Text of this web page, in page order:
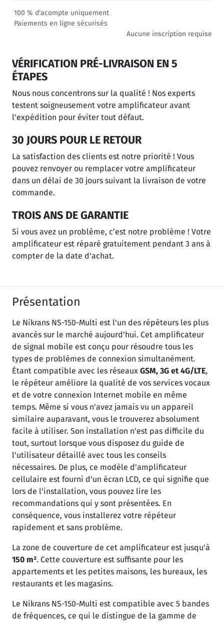
100 % d'acompte uniquement
Paiements en ligne sécurisés
Aucune inscription requise
VÉRIFICATION PRÉ-LIVRAISON EN 5
ÉTAPES
Nous nous concentrons sur la qualité ! Nos experts
testent soigneusement votre amplificateur avant
l'expédition pour éviter tout défaut.
30 JOURS POUR LE RETOUR
La satisfaction des clients est notre priorité ! Vous
pouvez renvoyer ou remplacer votre amplificateur
dans un délai de 30 jours suivant la livraison de votre
commande.
TROIS ANS DE GARANTIE
Si vous avez un problème, c’est notre problème ! Votre
amplificateur est réparé gratuitement pendant 3 ans à
compter de la date d'achat.
Présentation
Le Nikrans NS-150-Multi est l'un des répéteurs les plus
avancés sur le marché aujourd'hui. Cet amplificateur
de signal mobile est conçu pour résoudre tous les
types de problèmes de connexion simultanément.
Étant compatible avec les réseaux GSM, 3G et 4G/LTE,
le répéteur améliore la qualité de vos services vocaux
et de votre connexion Internet mobile en même
temps. Même si vous n'avez jamais vu un appareil
similaire auparavant, vous le trouverez absolument
facile à utiliser. Son installation n'est pas difficile du
tout, surtout lorsque vous disposez du guide de
l'utilisateur détaillé avec tous les conseils
nécessaires. De plus, ce modèle d'amplificateur
cellulaire est fourni d'un écran LCD, ce qui signifie que
lors de l'installation, vous pouvez lire les
recommandations qui y sont présentées. En
conséquence, vous installerez votre répéteur
rapidement et sans problème.
La zone de couverture de cet amplificateur est jusqu'à
150 m². Cette couverture est suffisante pour les
appartements et les petites maisons, les bureaux, les
restaurants et les magasins.
Le Nikrans NS-150-Multi est compatible avec 5 bandes
de fréquences, ce qui le distingue de la gamme de